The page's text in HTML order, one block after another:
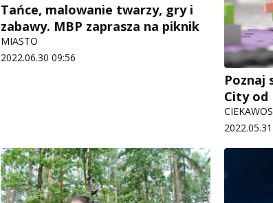
Tańce, malowanie twarzy, gry i
zabawy. MBP zaprasza na piknik
MIASTO
2022.06.30 09:56
Poznaj
City od